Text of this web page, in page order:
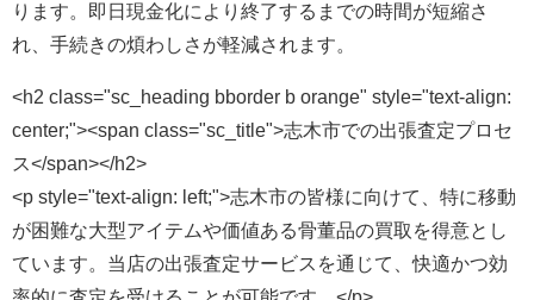
ります。即日現金化により終了するまでの時間が短縮さ
れ、手続きの煩わしさが軽減されます。
<h2 class="sc_heading bborder b orange" style="text-align:
center;"><span class="sc_title">志木市での出張査定プロセ
ス</span></h2>
<p style="text-align: left;">志木市の皆様に向けて、特に移動
が困難な大型アイテムや価値ある骨董品の買取を得意とし
ています。当店の出張査定サービスを通じて、快適かつ効
率的に査定を受けることが可能です。</p>